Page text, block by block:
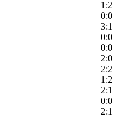
1:2
0:0
3:1
0:0
0:0
2:0
2:2
1:2
2:1
0:0
2:1